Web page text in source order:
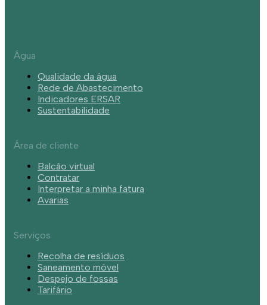
Água
Qualidade da água
Rede de Abastecimento
Indicadores ERSAR
Sustentabilidade
Área de cliente
Balcão virtual
Contratar
Interpretar a minha fatura
Avarias
Serviços
Recolha de resíduos
Saneamento móvel
Despejo de fossas
Tarifário